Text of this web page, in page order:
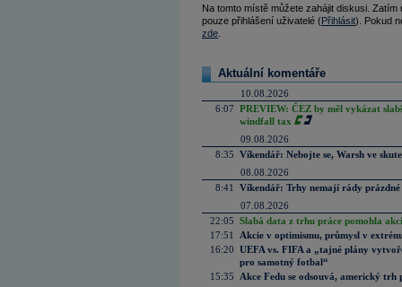
Na tomto místě můžete zahájit diskusi.
pouze přihlášení uživatelé (Přihlásit). Pokud
zde
Aktuální komentáře
10.08.2026
6:07 PREVIEW: ČEZ by měl vykázat
windfall tax
09.08.2026
8:35 Víkendář: Nebojte se, Warsh ve
08.08.2026
8:41
Víkendář: Trhy nemají rády prázdné
07.08.2026
22:05 Slabá data z trhu práce pomohla
17:51
Akcie v optimismu, průmysl v
16:20 UEFA vs. FIFA a „tajné plány
pro samotný fotbal“
15:35
Akce Fedu se odsouvá, americký